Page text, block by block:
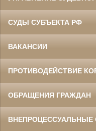
СУДЫ СУБЪЕКТА РФ
ВАКАНСИИ
ПРОТИВОДЕЙСТВИЕ
ОБРАЩЕНИЯ ГРАЖДАН
ВНЕПРОЦЕССУАЛЬНЫЕ